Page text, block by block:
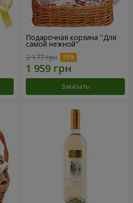
Подарочная корзина "Для
самой нежной"
2 177 грн
Заказать